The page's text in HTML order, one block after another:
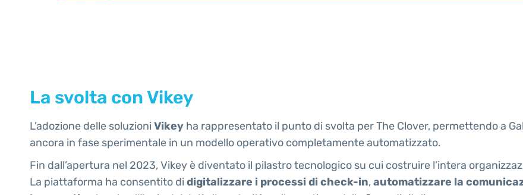
La svolta con Vikey
L’adozione delle soluzioni Vikey ha rappresentato il punto di svolta per The Clover, permettendo a
ancora in fase sperimentale in un modello operativo completamente automatizzato.
Fin dall’apertura nel 2023, Vikey è diventato il pilastro tecnologico su cui costruire l’intera
La piattaforma ha consentito di digitalizzare i processi di check-in,automatizzare la